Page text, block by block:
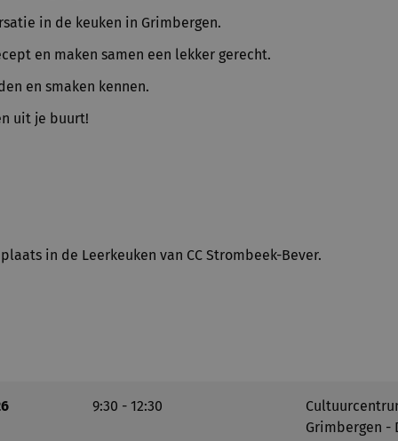
in de keuken in Grimbergen.
en maken samen een lekker gerecht.
en smaken kennen.
uit je buurt!
in de Leerkeuken van CC Strombeek-Bever.
9:30 - 12:30
Grimbergen -